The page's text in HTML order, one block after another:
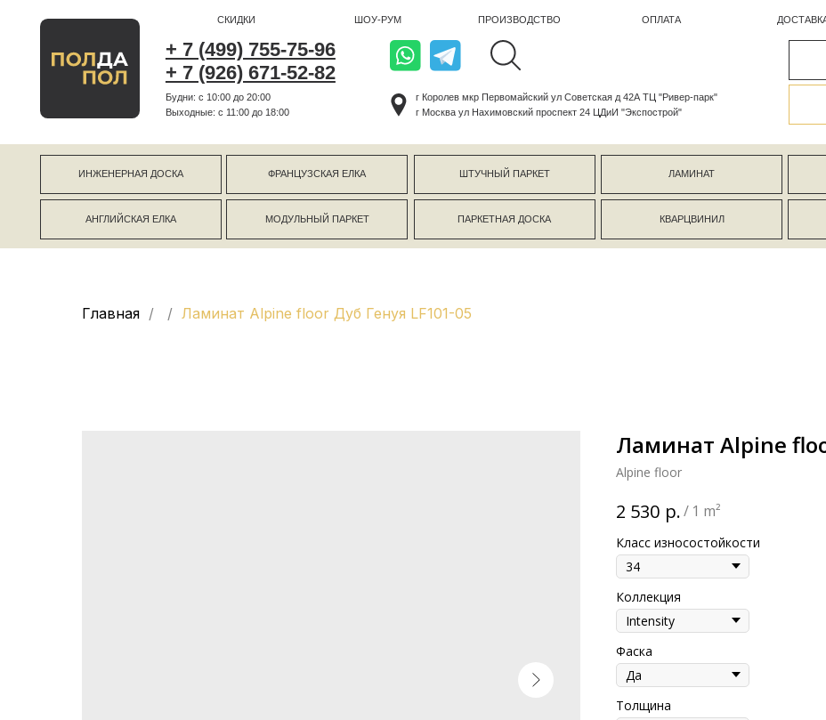
+ 7 (499) 755-75-96
+ 7 (926) 671-52-82
СКИДКИ ШОУ-РУМ ПРОИЗВОДСТВО
Будни: с 10:00 до 20:00
Выходные: c 11:00 до 18:00
г Москва ул Нахимовский проспект 24 ЦДиИ "Экспострой"
ИНЖЕНЕРНАЯ ДОСКА
АНГЛИЙСКАЯ ЕЛКА
ФРАНЦУЗСКАЯ ЕЛКА
ПАРКЕТНАЯ ДОСКА
МОДУЛЬНЫЙ ПАРКЕТ
ШТУЧНЫЙ ПАРКЕТ
КВАРЦВИНИЛ
КЕРАМОГРАНИТ
СТЕНОВЫЕ
ЛАМИНАТ
Главная Ламинат Alpine floor Дуб Генуя LF101-05
Ламинат Alpine
Alpine floor
2 530 р./ 1 m²
Класс износостойкости
Коллекция
Фаска
Толщина